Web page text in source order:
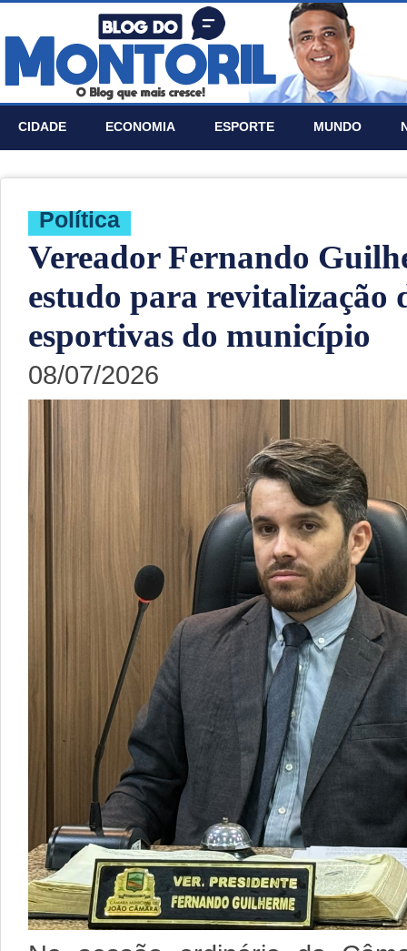
CIDADE ECONOMIA ESPORTE MUNDO
Política
Vereador Fernando
estudo para revitalização
esportivas do município
08/07/2026